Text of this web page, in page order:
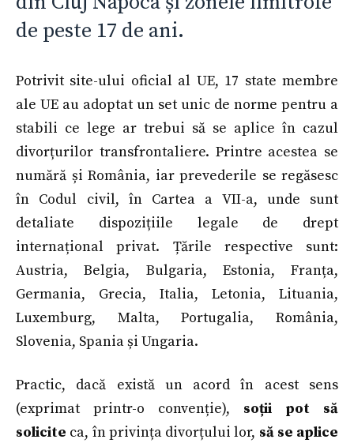
de peste 17 de ani.
Potrivit site-ului oficial al UE, 17 state membre
ale UE au adoptat un set unic de norme pentru a
stabili ce lege ar trebui să se aplice în cazul
divorțurilor transfrontaliere. Printre acestea se
numără și România, iar prevederile se regăsesc
în Codul civil, în Cartea a VII-a, unde sunt
detaliate dispozițiile legale de drept
internațional privat. Țările respective sunt:
Austria, Belgia, Bulgaria, Estonia, Franța,
Germania, Grecia, Italia, Letonia, Lituania,
Luxemburg, Malta, Portugalia, România,
Slovenia, Spania și Ungaria.
Practic, dacă există un acord în acest sens
(exprimat printr-o convenție), soții pot să
solicite ca, în privința divorțului lor, să se aplice